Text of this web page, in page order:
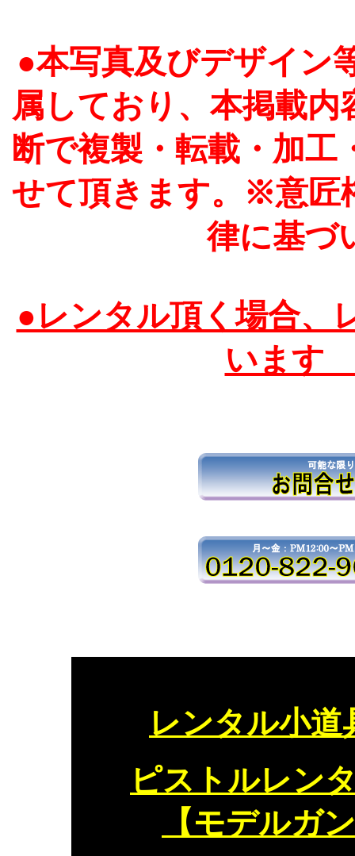
●本写真及びデザイン
属しており、本掲載
断で複製・転載・加
せて頂きます。※意匠
律に基づ
●レンタル頂く場合、
いま
レンタル小道
ピストルレン
【モデルガ